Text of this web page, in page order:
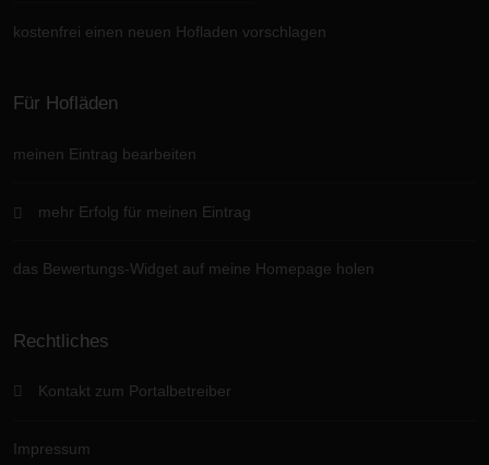
kostenfrei einen neuen Hofladen vorschlagen
Für Hofläden
meinen Eintrag bearbeiten
mehr Erfolg für meinen Eintrag
das Bewertungs-Widget auf meine Homepage holen
Rechtliches
Kontakt zum Portalbetreiber
Impressum